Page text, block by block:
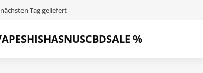
Tag geliefert
SHISHASNUSCBDSALE %